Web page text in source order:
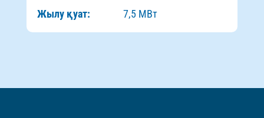
Жылу қуат: 7,5 МВт